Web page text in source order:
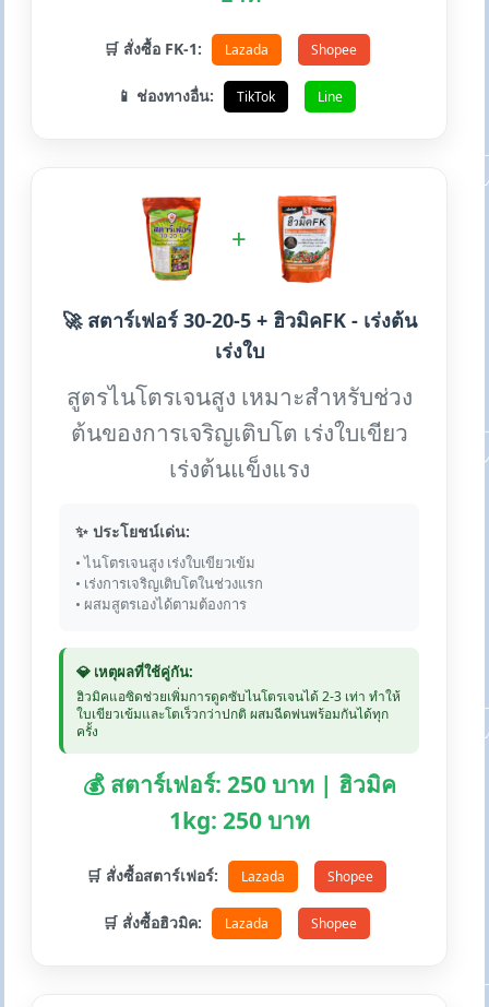
🛒 สั่งซื้อ FK-1: Lazada Shopee
📱 ช่องทางอื่น: TikTok Line
+
🚀 สตาร์เฟอร์ 30-20-5 + ฮิวมิคFK - เร่งต้น
เร่งใบ
สูตรไนโตรเจนสูง เหมาะสำหรับช่วง
ต้นของการเจริญเติบโต เร่งใบเขียว
เร่งต้นแข็งแรง
✨ ประโยชน์เด่น:
• ไนโตรเจนสูง เร่งใบเขียวเข้ม
• เร่งการเจริญเติบโตในช่วงแรก
• ผสมสูตรเองได้ตามต้องการ
💎 เหตุผลที่ใช้คู่กัน:
ฮิวมิคแอซิดช่วยเพิ่มการดูดซับไนโตรเจนได้ 2-3 เท่า ทำให้
ใบเขียวเข้มและโตเร็วกว่าปกติ ผสมฉีดพ่นพร้อมกันได้ทุก
ครั้ง
💰 สตาร์เฟอร์: 250 บาท | ฮิวมิค
1kg: 250 บาท
🛒 สั่งซื้อสตาร์เฟอร์: Lazada Shopee
🛒 สั่งซื้อฮิวมิค: Lazada Shopee